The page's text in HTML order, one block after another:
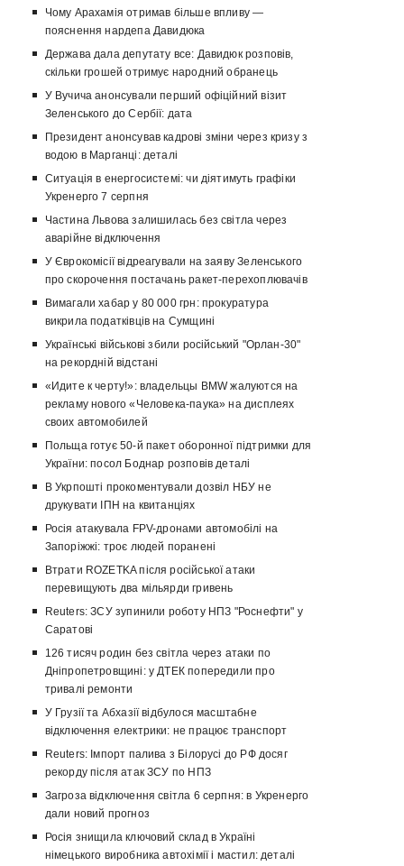
Чому Арахамія отримав більше впливу —
пояснення нардепа Давидюка
Держава дала депутату все: Давидюк розповів,
скільки грошей отримує народний обранець
У Вучича анонсували перший офіційний візит
Зеленського до Сербії: дата
Президент анонсував кадрові зміни через кризу з
водою в Марганці: деталі
Ситуація в енергосистемі: чи діятимуть графіки
Укренерго 7 серпня
Частина Львова залишилась без світла через
аварійне відключення
У Єврокомісії відреагували на заяву Зеленського
про скорочення постачань ракет-перехоплювачів
Вимагали хабар у 80 000 грн: прокуратура
викрила податківців на Сумщині
Українські військові збили російський "Орлан-30"
на рекордній відстані
«Идите к черту!»: владельцы BMW жалуются на
рекламу нового «Человека-паука» на дисплеях
своих автомобилей
Польща готує 50-й пакет оборонної підтримки для
України: посол Боднар розповів деталі
В Укрпошті прокоментували дозвіл НБУ не
друкувати ІПН на квитанціях
Росія атакувала FPV-дронами автомобілі на
Запоріжжі: троє людей поранені
Втрати ROZETKA після російської атаки
перевищують два мільярди гривень
Reuters: ЗСУ зупинили роботу НПЗ "Роснефти" у
Саратові
126 тисяч родин без світла через атаки по
Дніпропетровщині: у ДТЕК попередили про
тривалі ремонти
У Грузії та Абхазії відбулося масштабне
відключення електрики: не працює транспорт
Reuters: Імпорт палива з Білорусі до РФ досяг
рекорду після атак ЗСУ по НПЗ
Загроза відключення світла 6 серпня: в Укренерго
дали новий прогноз
Росія знищила ключовий склад в Україні
німецького виробника автохімії і мастил: деталі